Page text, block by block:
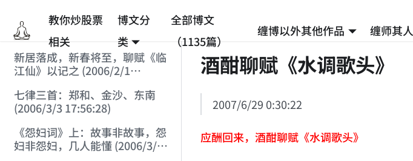
教你炒股票
相关
博文分
类
全部博文
（1135篇）
缠博以外其他作品 缠师其人
新居落成，新春将至，聊赋《临
江仙》以记之 (2006/2/1
七律三首：郑和、金沙、东南
(2006/3/3 17:56:28)
《怨妇词》上：故事非故事，怨
妇非怨妇，几人能懂 (2006/3/6
酒酣聊赋《水调歌头》
2007/6/29 0:30:22
应酬回来，酒酣聊赋《水调歌头》